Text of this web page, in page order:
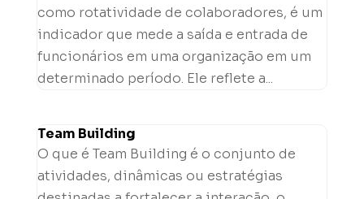
como rotatividade de colaboradores, é um
indicador que mede a saída e entrada de
funcionários em uma organização em um
determinado período. Ele reflete a...
Team Building
O que é Team Building é o conjunto de
atividades, dinâmicas ou estratégias